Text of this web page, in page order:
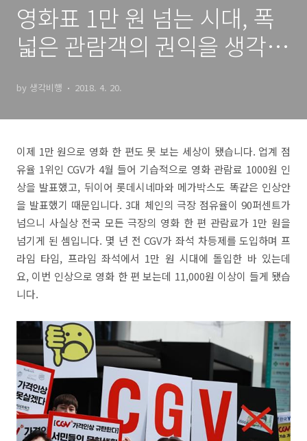
영화표 1만 원 넘는 시대, 폭
넓은 관람객의 권익을 생각한
by 생각비행 2018. 4. 20.
이제 1만 원으로 영화 한 편도 못 보는 세상이 됐습니다. 업계 점
유율 1위인 CGV가 4월 들어 기습적으로 영화 관람료 1000원 인
상을 발표했고, 뒤이어 롯데시네마와 메가박스도 똑같은 인상안
을 발표했기 때문입니다. 3대 체인의 극장 점유율이 90퍼센트가
넘으니 사실상 전국 모든 극장의 영화 한 편 관람료가 1만 원을
넘기게 된 셈입니다. 몇 년 전 CGV가 좌석 차등제를 도입하며 프
라임 타임, 프라임 좌석에서 1만 원 시대에 돌입한 바 있는데
요, 이번 인상으로 영화 한 편 보는데 11,000원 이상이 들게 됐습
니다.